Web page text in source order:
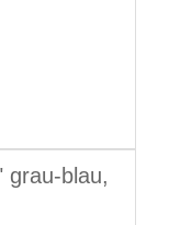
grau-blau,